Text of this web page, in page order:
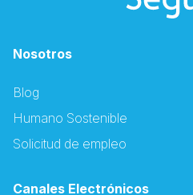
Nosotros
Blog
Humano Sostenible
Solicitud de empleo
Canales Electrónicos